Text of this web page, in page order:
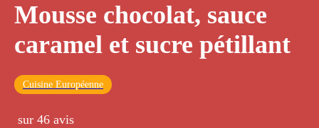
Mousse chocolat, sauce
caramel et sucre pétillant
Cuisine Européenne
sur 46 avis